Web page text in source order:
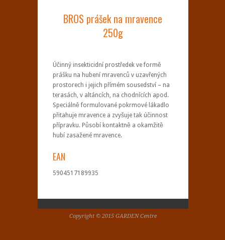
BROS prášek na mravence
250g
Účinný insekticidní prostředek ve formě
prášku na hubení mravenců v uzavřených
prostorech i jejich přímém sousedství – na
terasách, v altáncích, na chodnících apod.
Speciálně formulované pokrmové lákadlo
přitahuje mravence a zvyšuje tak účinnost
přípravku. Působí kontaktně a okamžitě
hubí zasažené mravence.
EAN
5904517189935
Copyright © 2015 GARDEN Centre